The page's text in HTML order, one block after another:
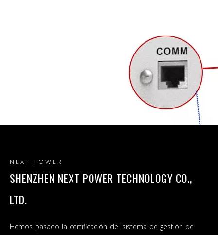
NEXT POWER
SHENZHEN NEXT POWER TECHNOLOGY CO.,
LTD.
Hemos pasado la certificación del sistema de gestión de